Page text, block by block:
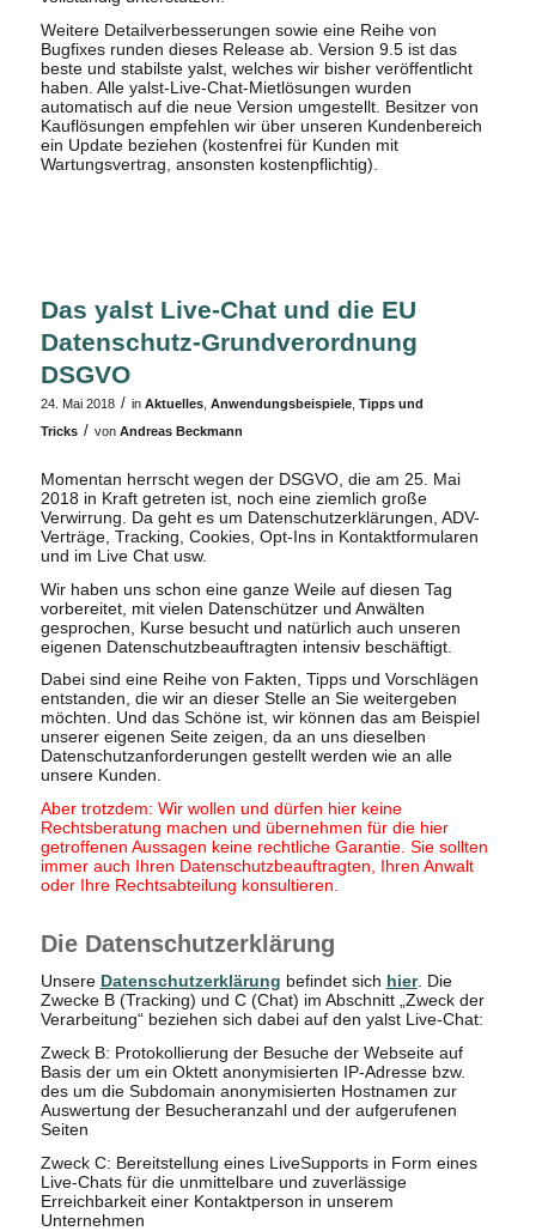
Weitere Detailverbesserungen sowie eine Reihe von
Bugfixes runden dieses Release ab. Version 9.5 ist das
beste und stabilste yalst, welches wir bisher veröffentlicht
haben. Alle yalst-Live-Chat-Mietlösungen wurden
automatisch auf die neue Version umgestellt. Besitzer von
Kauflösungen empfehlen wir über unseren Kundenbereich
ein Update beziehen (kostenfrei für Kunden mit
Wartungsvertrag, ansonsten kostenpflichtig).
Das yalst Live-Chat und die EU
Datenschutz-Grundverordnung
DSGVO
24. Mai 2018 / in Aktuelles, Anwendungsbeispiele, Tipps und
Tricks / von Andreas Beckmann
Momentan herrscht wegen der DSGVO, die am 25. Mai
2018 in Kraft getreten ist, noch eine ziemlich große
Verwirrung. Da geht es um Datenschutzerklärungen, ADV-
Verträge, Tracking, Cookies, Opt-Ins in Kontaktformularen
und im Live Chat usw.
Wir haben uns schon eine ganze Weile auf diesen Tag
vorbereitet, mit vielen Datenschützer und Anwälten
gesprochen, Kurse besucht und natürlich auch unseren
eigenen Datenschutzbeauftragten intensiv beschäftigt.
Dabei sind eine Reihe von Fakten, Tipps und Vorschlägen
entstanden, die wir an dieser Stelle an Sie weitergeben
möchten. Und das Schöne ist, wir können das am Beispiel
unserer eigenen Seite zeigen, da an uns dieselben
Datenschutzanforderungen gestellt werden wie an alle
unsere Kunden.
Aber trotzdem: Wir wollen und dürfen hier keine
Rechtsberatung machen und übernehmen für die hier
getroffenen Aussagen keine rechtliche Garantie. Sie sollten
immer auch Ihren Datenschutzbeauftragten, Ihren Anwalt
oder Ihre Rechtsabteilung konsultieren.
Die Datenschutzerklärung
Unsere Datenschutzerklärung befindet sich hier. Die
Zwecke B (Tracking) und C (Chat) im Abschnitt „Zweck der
Verarbeitung“ beziehen sich dabei auf den yalst Live-Chat:
Zweck B: Protokollierung der Besuche der Webseite auf
Basis der um ein Oktett anonymisierten IP-Adresse bzw.
des um die Subdomain anonymisierten Hostnamen zur
Auswertung der Besucheranzahl und der aufgerufenen
Seiten
Zweck C: Bereitstellung eines LiveSupports in Form eines
Live-Chats für die unmittelbare und zuverlässige
Erreichbarkeit einer Kontaktperson in unserem
Unternehmen